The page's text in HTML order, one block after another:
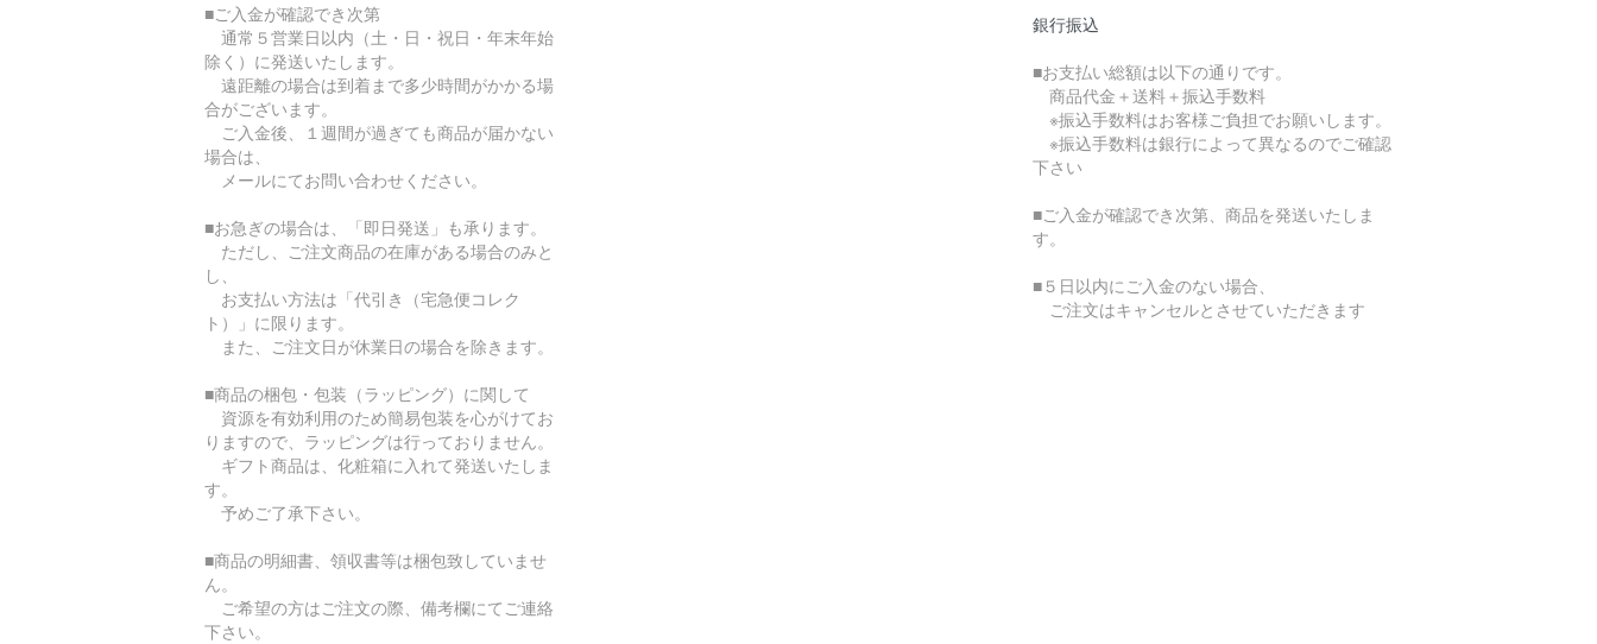
■ご入金が確認でき次第
通常５営業日以内（土・日・祝日・年末年始
除く）に発送いたします。
遠距離の場合は到着まで多少時間がかかる場
合がございます。
ご入金後、１週間が過ぎても商品が届かない
場合は、
メールにてお問い合わせください。
■お急ぎの場合は、「即日発送」も承ります。
ただし、ご注文商品の在庫がある場合のみと
し、
お支払い方法は「代引き（宅急便コレク
ト）」に限ります。
また、ご注文日が休業日の場合を除きます。
■商品の梱包・包装（ラッピング）に関して
資源を有効利用のため簡易包装を心がけてお
りますので、ラッピングは行っておりません。
ギフト商品は、化粧箱に入れて発送いたしま
す。
予めご了承下さい。
■商品の明細書、領収書等は梱包致していませ
ん。
ご希望の方はご注文の際、備考欄にてご連絡
下さい。
銀行振込
■お支払い総額は以下の通りです。
商品代金＋送料＋振込手数料
※振込手数料はお客様ご負担でお願いします。
※振込手数料は銀行によって異なるのでご確認
下さい
■ご入金が確認でき次第、商品を発送いたしま
す。
■５日以内にご入金のない場合、
ご注文はキャンセルとさせていただきます